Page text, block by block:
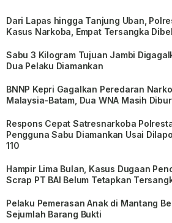
Dari Lapas hingga Tanjung Uban,
Kasus Narkoba, Empat Tersangka
Sabu 3 Kilogram Tujuan Jambi
Dua Pelaku Diamankan
BNNP Kepri Gagalkan Peredaran
Malaysia-Batam, Dua WNA Masih
Respons Cepat Satresnarkoba
Pengguna Sabu Diamankan Usai
110
Hampir Lima Bulan, Kasus Dugaan
Scrap PT BAI Belum Tetapkan
Pelaku Pemerasan Anak di Mantang
Sejumlah Barang Bukti